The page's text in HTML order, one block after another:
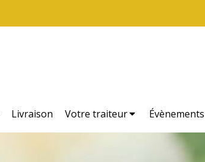
Livraison Votre traiteur Évènements